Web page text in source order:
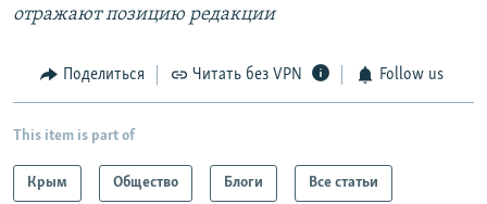
отражают позицию редакции
Поделиться Читать без VPN Follow us
This item is part of
Крым Общество Блоги Все статьи